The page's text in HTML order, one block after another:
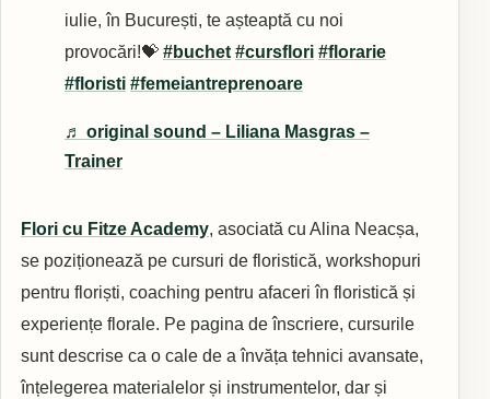
iulie, în București, te așteaptă cu noi
provocări!💝 #buchet #cursflori #florarie
#floristi #femeiantreprenoare
♬ original sound – Liliana Masgras –
Trainer
Flori cu Fitze Academy, asociată cu Alina Neacșa,
se poziționează pe cursuri de floristică, workshopuri
pentru floriști, coaching pentru afaceri în floristică și
experiențe florale. Pe pagina de înscriere, cursurile
sunt descrise ca o cale de a învăța tehnici avansate,
înțelegerea materialelor și instrumentelor, dar și